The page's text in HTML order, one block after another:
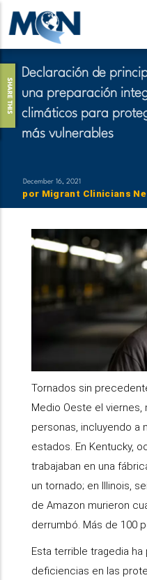
Pasar
contenido
principalDeclaración de
una preparación
climáticos para
más vulnerables
por Migrant Clinicians
December 16, 2021
SHARE THIS
Tornados sin
Medio Oeste el
personas, incluyendo a
estados. En Kentucky,
trabajaban en una
un tornado; en Illinois,
de Amazon murieron
derrumbó. Más de 100
Esta terrible tragedia
deficiencias en las